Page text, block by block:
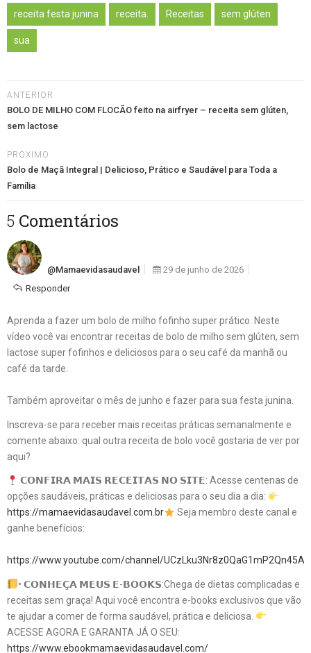
receita festa junina receita. Receitas sem glúten
sua
ANTERIOR
BOLO DE MILHO COM FLOCÃO feito na airfryer – receita sem glúten,
sem lactose
PROXIMO
Bolo de Maçã Integral | Delicioso, Prático e Saudável para Toda a
Família
5 Comentários
@mamaevidasaudavel
29 de junho de 2026
Responder
Aprenda a fazer um bolo de milho fofinho super prático. Neste
vídeo você vai encontrar receitas de bolo de milho sem glúten, sem
lactose super fofinhos e deliciosos para o seu café da manhã ou
café da tarde.
Também aproveitar o mês de junho e fazer para sua festa junina.
Inscreva-se para receber mais receitas práticas semanalmente e
comente abaixo: qual outra receita de bolo você gostaria de ver por
aqui?
𝗖𝗢𝗡𝗙𝗜𝗥𝗔 𝗠𝗔𝗜𝗦 𝗥𝗘𝗖𝗘𝗜𝗧𝗔𝗦 𝗡𝗢 𝗦𝗜𝗧𝗘: Acesse centenas de
opções saudáveis, práticas e deliciosas para o seu dia a dia:
https://mamaevidasaudavel.com.br
Seja membro deste canal e
ganhe benefícios:
https://www.youtube.com/channel/UCzLku3Nr8z0QaG1mP2Qn45A/
• 𝗖𝗢𝗡𝗛𝗘𝗖̧𝗔 𝗠𝗘𝗨𝗦 𝗘-𝗕𝗢𝗢𝗞𝗦:Chega de dietas complicadas e
receitas sem graça! Aqui você encontra e-books exclusivos que vão
te ajudar a comer de forma saudável, prática e deliciosa.
ACESSE AGORA E GARANTA JÁ O SEU:
https://www.ebookmamaevidasaudavel.com/